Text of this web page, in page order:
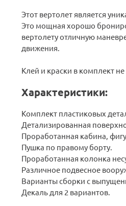
Этот вертолет является
Это мощная хорошо
вертолету отличную
движения.
Клей и краски в комплект не
Характеристики:
Комплект пластиковых
Детализированная
Проработанная кабина,
Пушка по правому борту.
Проработанная колонка
Различное подвесное
Варианты сборки с
Декаль для 2 вариантов.